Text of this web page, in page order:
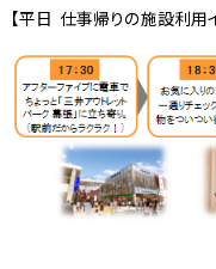
【平日 仕事帰りの施設利用